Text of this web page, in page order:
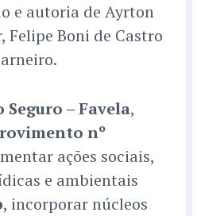
e autoria de Ayrton
Felipe Boni de Castro
Seguro – Favela,
nº
ações sociais,
e ambientais
, incorporar núcleos